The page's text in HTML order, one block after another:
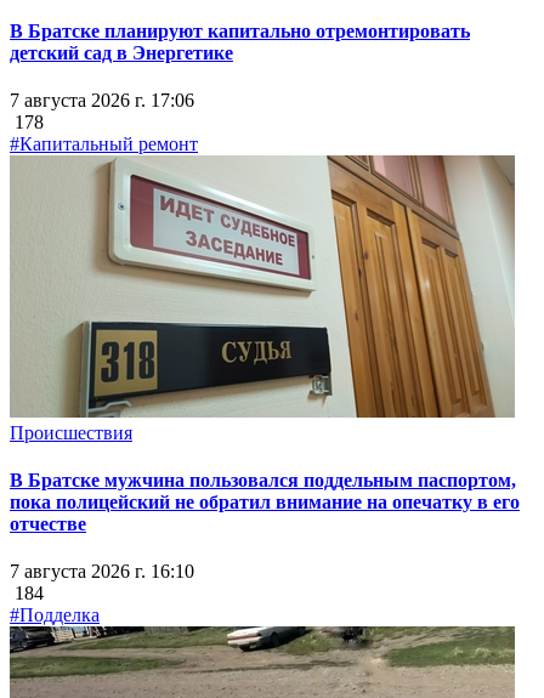
В Братске планируют капитально отремонтировать
детский сад в Энергетике
7 августа 2026 г. 17:06
178
#Капитальный ремонт
Происшествия
В Братске мужчина пользовался поддельным паспортом,
пока полицейский не обратил внимание на опечатку в его
отчестве
7 августа 2026 г. 16:10
184
#Подделка